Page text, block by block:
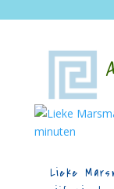
Lieke